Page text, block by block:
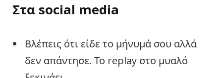
Στα social media
Βλέπεις ότι είδε το μήνυμά σου αλλά
δεν απάντησε. Το replay στο μυαλό